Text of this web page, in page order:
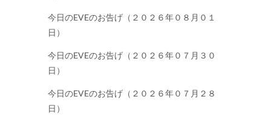
今日のEVEのお告げ（２０２６年０８月０１
日）
今日のEVEのお告げ（２０２６年０７月３０
日）
今日のEVEのお告げ（２０２６年０７月２８
日）